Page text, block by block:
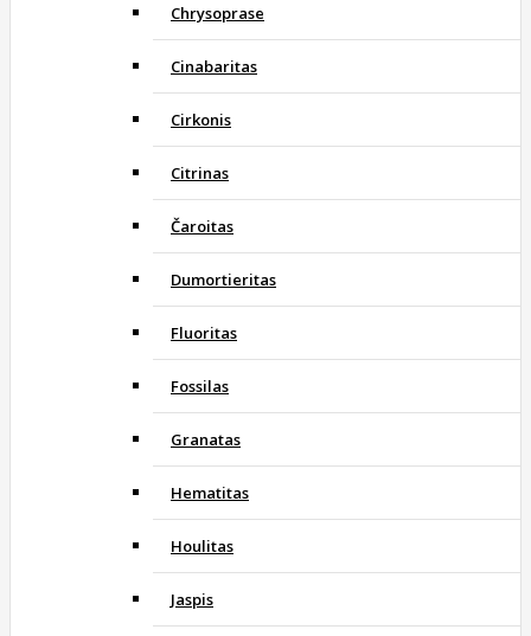
Chrysoprase
Cinabaritas
Cirkonis
Citrinas
Čaroitas
Dumortieritas
Fluoritas
Fossilas
Granatas
Hematitas
Houlitas
Jaspis